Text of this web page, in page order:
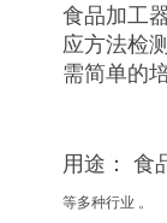
食品加工
应方法检
需简单的
用途： 食
等多种行业 。